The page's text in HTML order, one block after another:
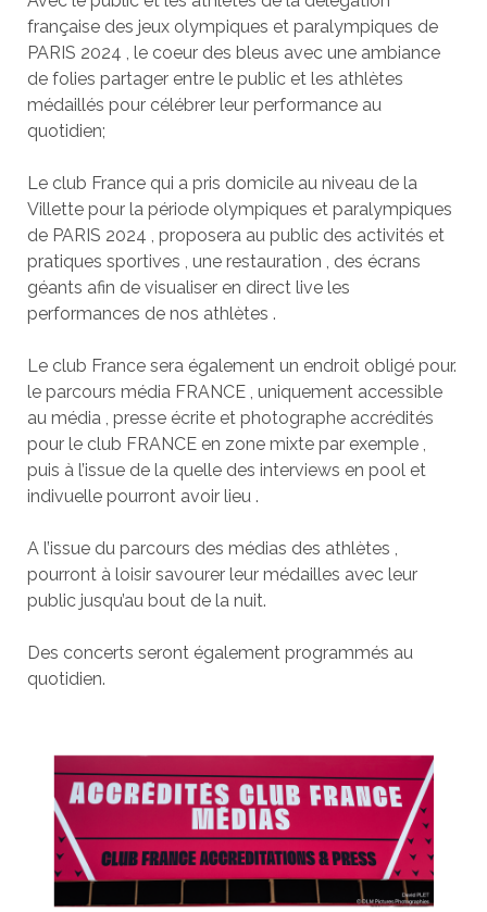
française des jeux olympiques et paralympiques de
PARIS 2024 , le coeur des bleus avec une ambiance
de folies partager entre le public et les athlètes
médaillés pour célébrer leur performance au
quotidien;
Le club France qui a pris domicile au niveau de la
Villette pour la période olympiques et paralympiques
de PARIS 2024 , proposera au public des activités et
pratiques sportives , une restauration , des écrans
géants afin de visualiser en direct live les
performances de nos athlètes .
Le club France sera également un endroit obligé pour.
le parcours média FRANCE , uniquement accessible
au média , presse écrite et photographe accrédités
pour le club FRANCE en zone mixte par exemple ,
puis à l’issue de la quelle des interviews en pool et
indivuelle pourront avoir lieu .
A l’issue du parcours des médias des athlètes ,
pourront à loisir savourer leur médailles avec leur
public jusqu’au bout de la nuit.
Des concerts seront également programmés au
quotidien.